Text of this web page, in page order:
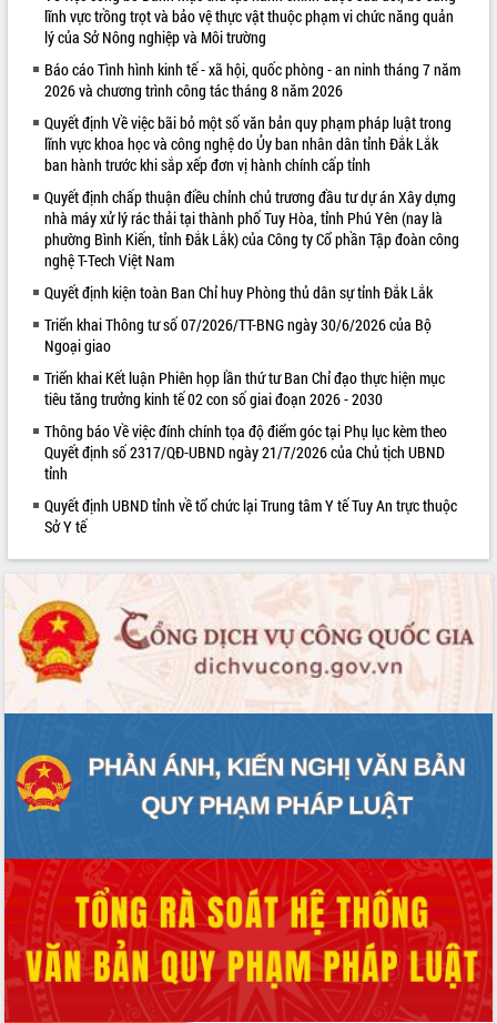
VIDEO
Không có file video nào để phát.
ALBUM ẢNH
LIÊN KẾT WEB
lĩnh vực trồng trọt và bảo vệ thực vật thuộc phạm vi chức năng quản
lý của Sở Nông nghiệp và Môi trường
Báo cáo Tình hình kinh tế - xã hội, quốc phòng - an ninh tháng 7 năm
2026 và chương trình công tác tháng 8 năm 2026
Quyết định Về việc bãi bỏ một số văn bản quy phạm pháp luật trong
lĩnh vực khoa học và công nghệ do Ủy ban nhân dân tỉnh Đắk Lắk
ban hành trước khi sắp xếp đơn vị hành chính cấp tỉnh
Quyết định chấp thuận điều chỉnh chủ trương đầu tư dự án Xây dựng
nhà máy xử lý rác thải tại thành phố Tuy Hòa, tỉnh Phú Yên (nay là
phường Bình Kiến, tỉnh Đắk Lắk) của Công ty Cổ phần Tập đoàn công
nghệ T-Tech Việt Nam
Quyết định kiện toàn Ban Chỉ huy Phòng thủ dân sự tỉnh Đắk Lắk
Triển khai Thông tư số 07/2026/TT-BNG ngày 30/6/2026 của Bộ
Ngoại giao
Triển khai Kết luận Phiên họp lần thứ tư Ban Chỉ đạo thực hiện mục
tiêu tăng trưởng kinh tế 02 con số giai đoạn 2026 - 2030
Thông báo Về việc đính chính tọa độ điểm góc tại Phụ lục kèm theo
Quyết định số 2317/QĐ-UBND ngày 21/7/2026 của Chủ tịch UBND
tỉnh
Quyết định UBND tỉnh về tổ chức lại Trung tâm Y tế Tuy An trực thuộc
Sở Y tế